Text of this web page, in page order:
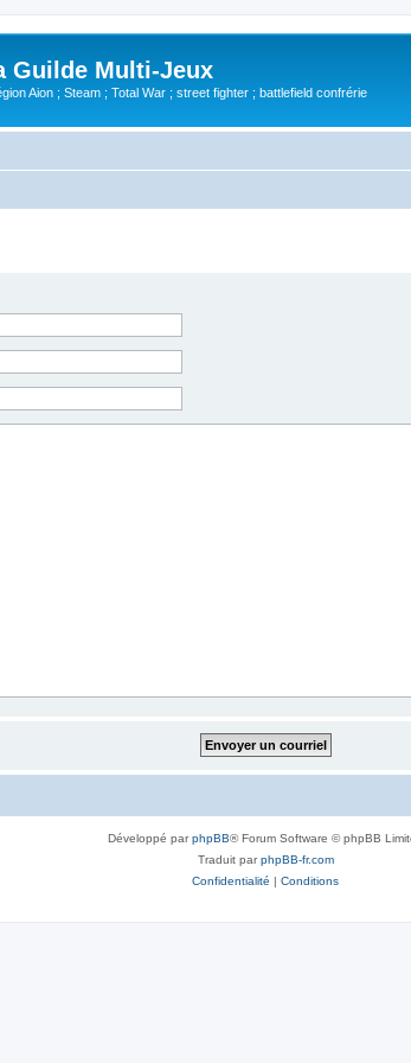
Guilde Multi-Jeux
Aion ; Steam ; Total War ; street fighter ; battlefield confrérie
Développé parphpBB® Forum Software © phpBB
Traduit parphpBB-fr.com
Confidentialité | Conditions